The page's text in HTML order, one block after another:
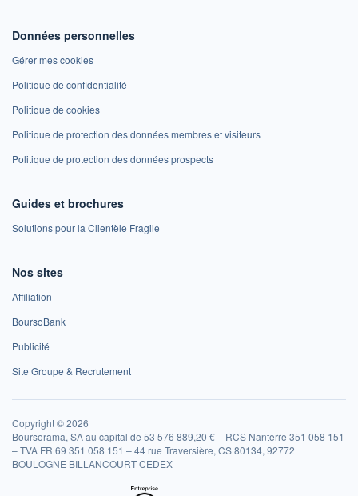
Données personnelles
Gérer mes cookies
Politique de confidentialité
Politique de cookies
Politique de protection des données membres et visiteurs
Politique de protection des données prospects
Guides et brochures
Solutions pour la Clientèle Fragile
Nos sites
Affiliation
BoursoBank
Publicité
Site Groupe & Recrutement
Copyright © 2026
Boursorama, SA au capital de 53 576 889,20 € – RCS Nanterre 351 058 151
– TVA FR 69 351 058 151 – 44 rue Traversière, CS 80134, 92772
BOULOGNE BILLANCOURT CEDEX